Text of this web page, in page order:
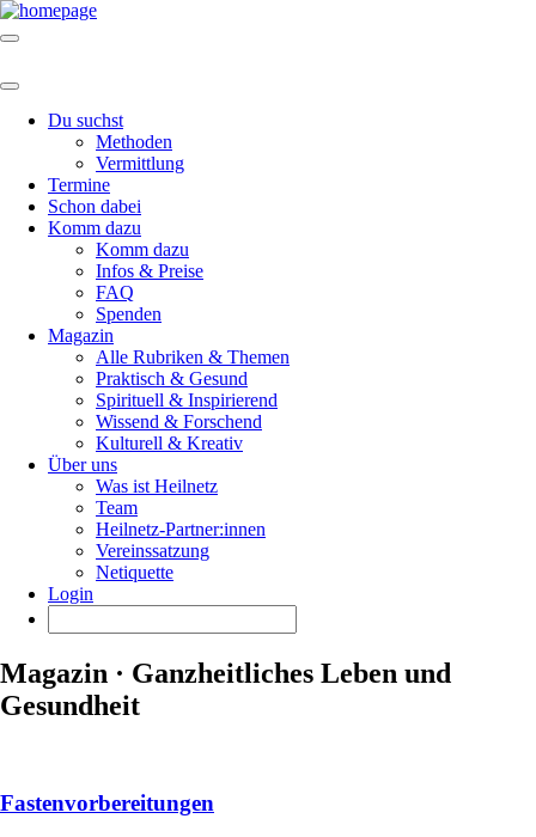
Du suchst
Methoden
Vermittlung
Termine
Schon dabei
Komm dazu
Komm dazu
Infos & Preise
FAQ
Spenden
Magazin
Alle Rubriken & Themen
Praktisch & Gesund
Spirituell & Inspirierend
Wissend & Forschend
Kulturell & Kreativ
Über uns
Was ist Heilnetz
Team
Heilnetz-Partner:innen
Vereinssatzung
Netiquette
Login
Magazin · Ganzheitliches Leben und
Gesundheit
Fastenvorbereitungen